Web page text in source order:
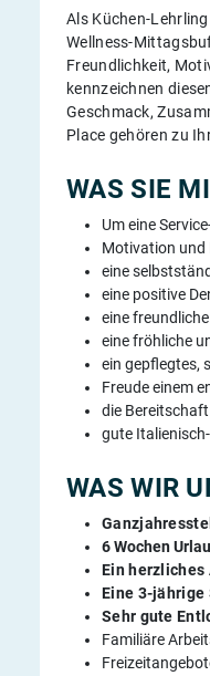
Als Küchen-
Wellness-
Freundlichkeit,
kennzeichnen
Geschmack,
Place gehören zu
WAS SIE
Um eine
Motivation und
eine
eine positive
eine
eine fröhliche
ein gepflegtes,
Freude einem
die
gute
WAS WIR
6 Wochen
Ein
Eine 3-jährige
Sehr gute
Familiäre